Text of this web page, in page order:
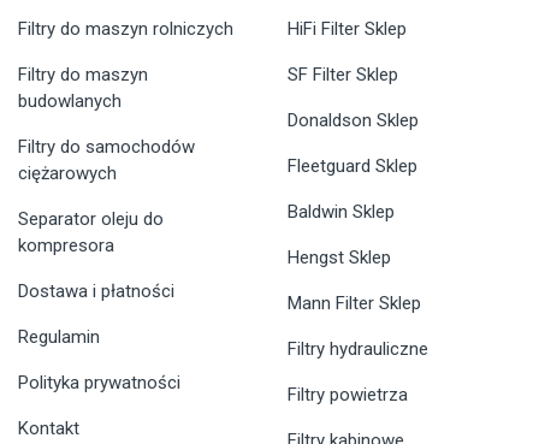
Filtry do maszyn rolniczych
Filtry do maszyn
budowlanych
Filtry do samochodów
ciężarowych
Separator oleju do
kompresora
Dostawa i płatności
Regulamin
Polityka prywatności
Kontakt
HiFi Filter Sklep
SF Filter Sklep
Donaldson Sklep
Fleetguard Sklep
Baldwin Sklep
Hengst Sklep
Mann Filter Sklep
Filtry hydrauliczne
Filtry powietrza